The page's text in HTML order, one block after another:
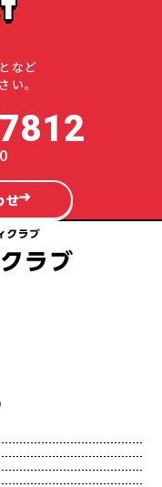
など
い。
せ